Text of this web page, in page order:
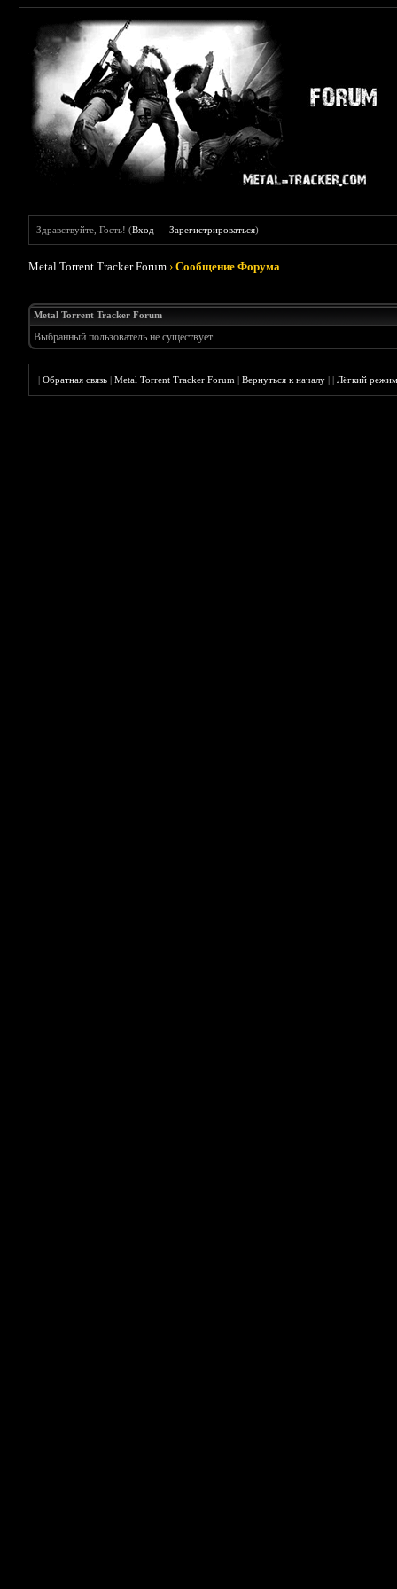
Здравствуйте, Гость! (Вход —Зарегистрироваться)
Metal Torrent Tracker Forum ›Сообщение Форума
Metal Torrent Tracker Forum
Выбранный пользователь не существует.
|Обратная связь |Metal Torrent Tracker Forum |Вернуться к началу ||Лёгкий